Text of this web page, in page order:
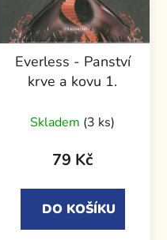
Everless - Panství
krve a kovu 1.
Skladem (3 ks)
79 Kč
DO KOŠÍKU